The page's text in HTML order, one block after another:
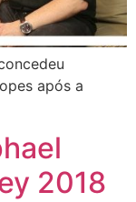
após a
2018